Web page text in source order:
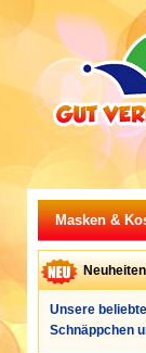
Masken &
Unsere
Schnäppchen